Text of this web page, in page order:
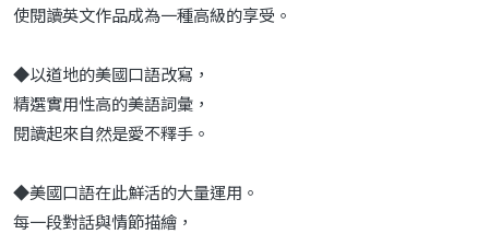
使閱讀英文作品成為一種高級的享受。
◆以道地的美國口語改寫，
精選實用性高的美語詞彙，
閱讀起來自然是愛不釋手。
◆美國口語在此鮮活的大量運用。
每一段對話與情節描繪，